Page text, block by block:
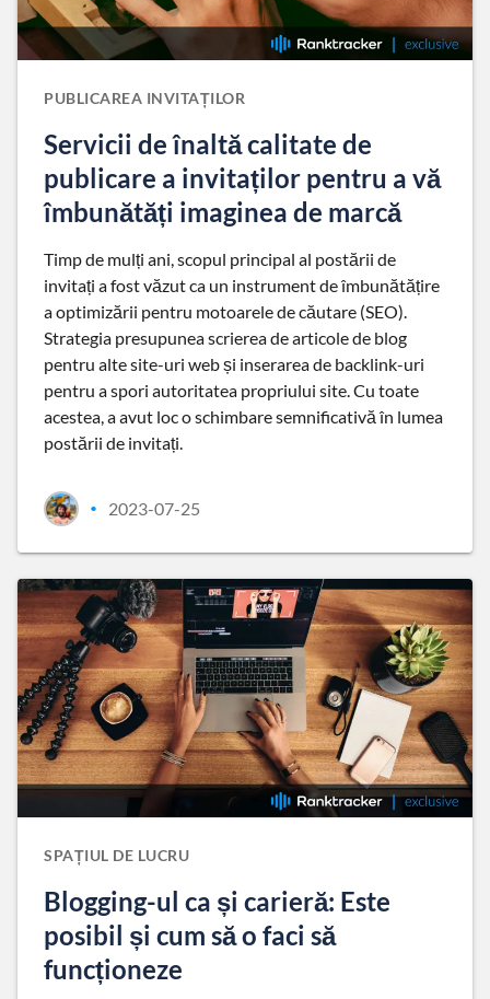
PUBLICAREA INVITAȚILOR
Servicii de înaltă calitate de
publicare a invitaților pentru a vă
îmbunătăți imaginea de marcă
Timp de mulți ani, scopul principal al postării de
invitați a fost văzut ca un instrument de îmbunătățire
a optimizării pentru motoarele de căutare (SEO).
Strategia presupunea scrierea de articole de blog
pentru alte site-uri web și inserarea de backlink-uri
pentru a spori autoritatea propriului site. Cu toate
acestea, a avut loc o schimbare semnificativă în lumea
postării de invitați.
• 2023-07-25
SPAȚIUL DE LUCRU
Blogging-ul ca și carieră: Este
posibil și cum să o faci să
funcționeze